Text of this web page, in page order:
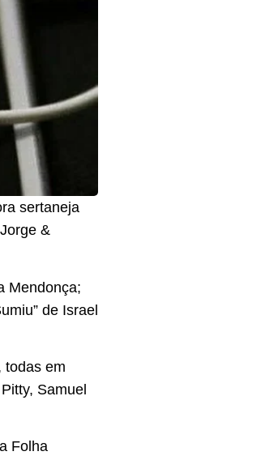
sertaneja
&
Mendonça;
de Israel
todas em
Samuel
Folha